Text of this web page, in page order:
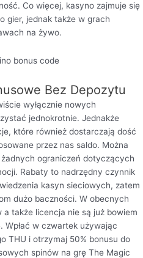
Co więcej, kasyno zajmuje się
gier, jednak także w grach
na żywo.
Bez Depozytu
wyłącznie nowych
jednokrotnie. Jednakże
które również dostarczają dość
przez nas saldo. Można
ograniczeń dotyczących
Rabaty to nadrzędny czynnik
kasyn sieciowych, zatem
dużo baczności. W obecnych
także licencja nie są już bowiem
w czwartek używając
THU i otrzymaj 50% bonusu do
spinów na grę The Magic